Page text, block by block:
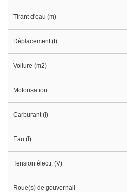
Tirant d'eau (m)
Déplacement (t)
Voilure (m2)
Motorisation
Carburant (l)
Eau (l)
Tension électr. (V)
Roue(s) de gouvernail